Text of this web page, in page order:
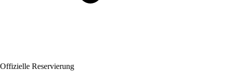
Offizielle Reservierung